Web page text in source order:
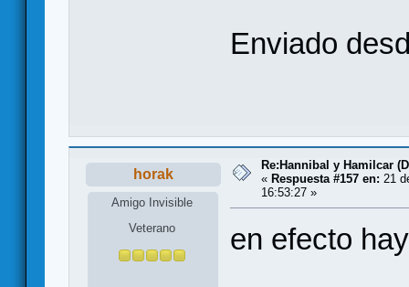
Enviado
horak
Amigo Invisible
Veterano
Re:Hannibal y Hamilcar
« Respuesta #157 en: 21
16:53:27 »
en efecto